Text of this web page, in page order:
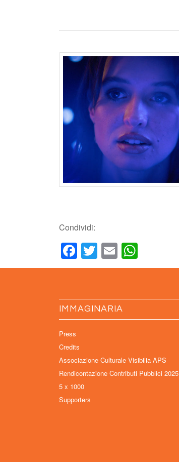
Condividi:
Facebook
Twitter
Email
IMMAGINARIA
Press
Credits
Associazione Culturale Visibilia APS
Rendicontazione Contributi Pubblici 2025
5 x 1000
Supporters